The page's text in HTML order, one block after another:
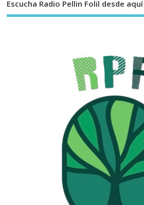
Escucha Radio Pellin Folil desde aquí